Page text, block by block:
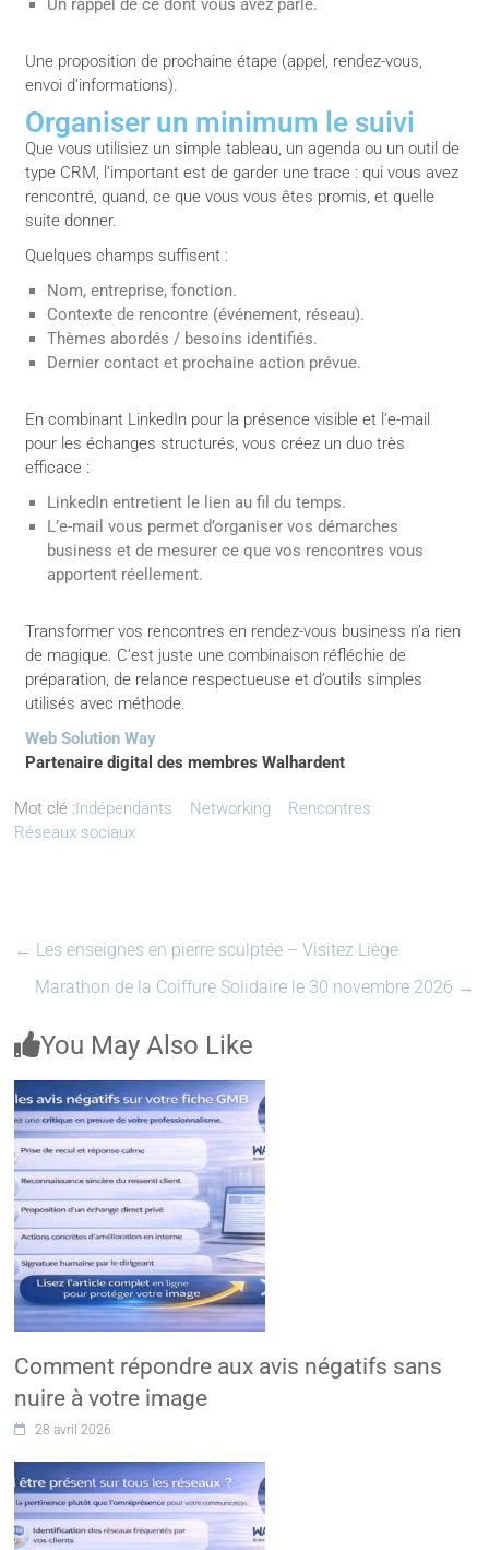
Un rappel de ce dont vous avez parlé.
Une proposition de prochaine étape (appel, rendez-vous,
envoi d’informations).
Organiser un minimum le suivi
Que vous utilisiez un simple tableau, un agenda ou un outil de
type CRM, l’important est de garder une trace : qui vous avez
rencontré, quand, ce que vous vous êtes promis, et quelle
suite donner.
Quelques champs suffisent :
Nom, entreprise, fonction.
Contexte de rencontre (événement, réseau).
Thèmes abordés / besoins identifiés.
Dernier contact et prochaine action prévue.
En combinant LinkedIn pour la présence visible et l’e-mail
pour les échanges structurés, vous créez un duo très
efficace :
LinkedIn entretient le lien au fil du temps.
L’e-mail vous permet d’organiser vos démarches
business et de mesurer ce que vos rencontres vous
apportent réellement.
Transformer vos rencontres en rendez-vous business n’a rien
de magique. C’est juste une combinaison réfléchie de
préparation, de relance respectueuse et d’outils simples
utilisés avec méthode.
Web Solution Way
Partenaire digital des membres Walhardent
Mot clé : Indépendants Networking
Rencontres
Réseaux sociaux
← Les enseignes en pierre sculptée – Visitez Liège
Marathon de la Coiffure Solidaire le 30 novembre 2026 →
You May Also Like
Comment répondre aux avis négatifs sans
nuire à votre image
28 avril 2026